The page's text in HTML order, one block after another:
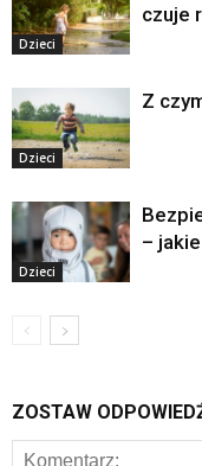
Dzieci
czuje
Dzieci
Z
Dzieci
–
ZOSTAW